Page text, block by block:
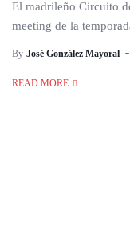
El madrileño Circuito
meeting de la
By José González Mayoral
READ MORE